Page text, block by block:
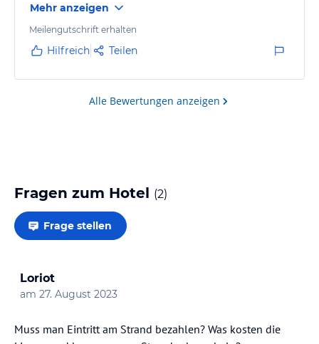
Mehr anzeigen
Meilengutschrift erhalten
Hilfreich Teilen
Alle Bewertungen anzeigen
Fragen zum Hotel (2)
Frage stellen
Loriot
am 27. August 2023
Muss man Eintritt am Strand bezahlen? Was kosten die